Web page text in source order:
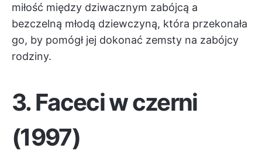
miłość między dziwacznym zabójcą a
bezczelną młodą dziewczyną, która przekonała
go, by pomógł jej dokonać zemsty na zabójcy
rodziny.
3.Faceci w czerni
(1997)